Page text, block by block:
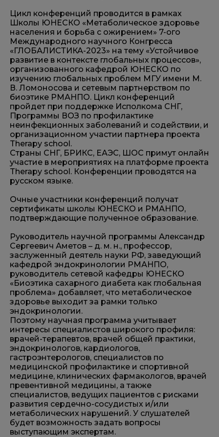
Цикл конференций проводится в рамках
Школы ЮНЕСКО «Метаболическое здоровье
населения и борьба с ожирением» 7-ого
Международного научного Конгресса
«ГЛОБАЛИСТИКА-2023» на тему «Устойчивое
развитие в контексте глобальных процессов»,
организованного кафедрой ЮНЕСКО по
изучению глобальных проблем МГУ имени М.
В. Ломоносова и сетевым партнерством по
биоэтике РМАНПО. Цикл конференций
пройдет при поддержке Исполкома СНГ,
Программы ВОЗ по профилактике
неинфекционных заболеваний и содействии, и
организационном участии партнера проекта
Therapy school.
Страны СНГ, БРИКС, ЕАЭС, ШОС примут онлайн
участие в мероприятиях на платформе проекта
Therapy school. Конференции проводятся на
русском языке.
Очные участники конференций получат
сертификаты школы ЮНЕСКО и РМАНПО,
подтверждающие полученное образование.
Руководитель научной программы Александр
Сергеевич Аметов – д. м. н., профессор,
заслуженный деятель науки РФ, заведующий
кафедрой эндокринологии РМАНПО,
руководитель сетевой кафедры ЮНЕСКО
«Биоэтика сахарного диабета как глобальная
проблема» добавляет, что метаболическое
здоровье выходит за рамки только
эндокринологии.
Поэтому научная программа учитывает
интересы специалистов широкого профиля:
врачей-терапевтов, врачей общей практики,
эндокринологов, кардиологов,
гастроэнтерологов, специалистов по
медицинской профилактике и спортивной
медицине, клинических фармакологов, врачей
превентивной медицины, а также
специалистов, ведущих пациентов с рисками
развития сердечно-сосудистых и/или
метаболических нарушений. У слушателей
будет возможность задать вопросы
выступающим экспертам.